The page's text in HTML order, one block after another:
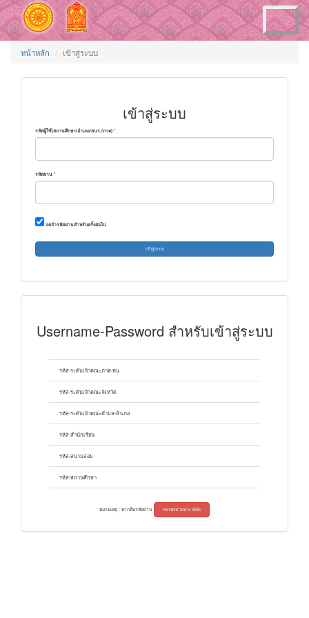
Toggle
navigation
หน้าหลัก เข้าสู่ระบบ
เข้าสู่ระบบ
รหัสผู้ใช้(สถานศึกษา/อำเภอ/สนร./ภาค)
รหัสผ่าน
จดจำรหัสผ่านสำหรับครั้งต่อไป
เข้าสู่ระบบ
Username-Password สำหรับเข้าสู่ระบบ
รหัส-ระดับเจ้าคณะภาค-หน
รหัส-ระดับเจ้าคณะจังหวัด
รหัส-ระดับเจ้าคณะตำบล-อำเภอ
รหัส-สำนักเรียน
รหัส-สนามสอบ
รหัส-สถานศึกษา
หมายเหตุ : หากลืมรหัสผ่าน ขอรหัสผ่านทาง SMS